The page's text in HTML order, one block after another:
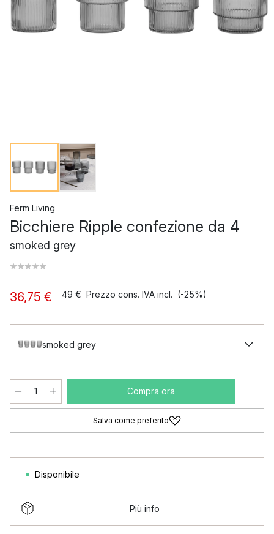
Ferm Living
Bicchiere Ripple confezione da 4
smoked grey
36,75 € 49 € Prezzo cons. IVA incl. (-25%)
smoked grey
Compra ora
Salva come preferito
Disponibile
Più info